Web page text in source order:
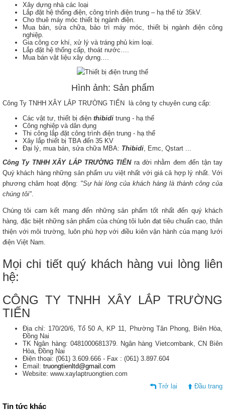
Xây dựng nhà các loại
Lắp đặt hệ thống điện, công trình điện trung – hạ thế từ 35kV.
Cho thuê máy móc thiết bị ngành điện.
Mua bán, sửa chữa, bảo trì máy móc, thiết bị ngành điện công
nghiệp.
Gia công cơ khí, xử lý và tráng phủ kim loại.
Lắp đặt hệ thống cấp, thoát nước….
Mua bán vật liệu xây dựng….
Hình ảnh: Sản phẩm
Công Ty TNHH XÂY LẮP TRƯỜNG TIẾN là công ty chuyên cung cấp:
Các vật tư, thiết bị điện thibidi trung - hạ thế
Công nghiệp và dân dụng
Thi công lắp đặt công trình điện trung - hạ thế
Xây lắp thiết bị TBA đến 35 KV
Đại lý, mua bán, sửa chữa MBA: Thibidi , Emc, Qstart ...
Công Ty TNHH XÂY LẮP TRƯỜNG TIẾNra đời nhằm đem đến tận tay
Quý khách hàng những sản phẩm ưu việt nhất với giá cả hợp lý nhất. Với
phương châm hoạt động: "Sự hài lòng của khách hàng là thành công của
chúng tôi"
Chúng tôi cam kết mang đến những sản phẩm tốt nhất đến quý khách
hàng, đặc biệt những sản phẩm của chúng tôi luôn đạt tiêu chuẩn cao, thân
thiện với môi trường, luôn phù hợp với điều kiên vận hành của mạng lưới
điện Việt Nam.
Mọi chi tiết quý khách hàng vui lòng liên
hệ:
CÔNG TY TNHH XÂY LẮP TRƯỜNG
TIẾN
Địa chỉ: 170/20/6, Tổ 50 A, KP 11, Phường Tân Phong, Biên Hòa,
Đồng Nai
TK Ngân hàng: 0481000681379. Ngân hàng Vietcombank, CN Biên
Hòa, Đồng Nai
Điện thoại: (061) 3.609.666 - Fax : (061) 3.897.604
Email: truongtienltd@gmail.com
Website: www.xaylaptruongtien.com
Trở lại
Đầu trang
Tin tức khác